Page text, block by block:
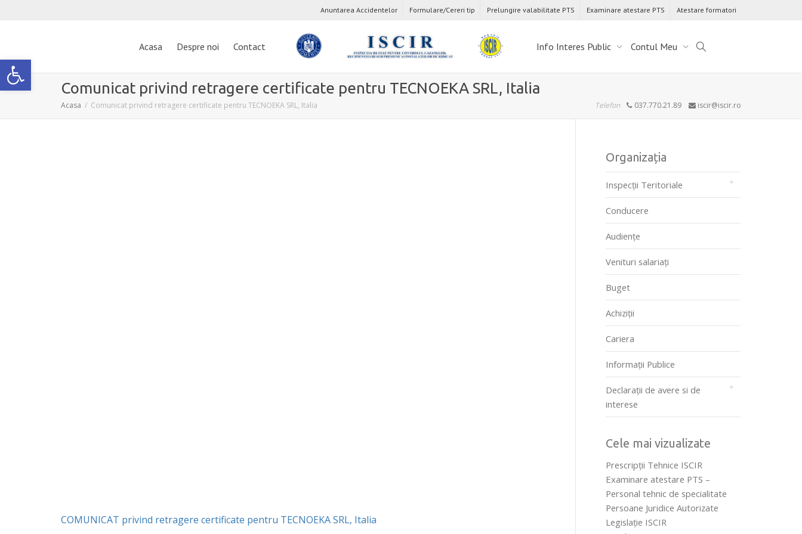
Deschide bara de unelte
Anuntarea Accidentelor Formulare/Cereri tip Prelungire valabilitate PTS Examinare atestare PTS Atestare formatori
Acasa Despre noi Contact Info Interes Public Contul Meu
Comunicat privind retragere certificate pentru TECNOEKA SRL, Italia
Acasa Comunicat privind retragere certificate pentru TECNOEKA SRL, Italia Telefon 037.770.21.89 iscir@iscir.ro
COMUNICAT privind retragere certificate pentru TECNOEKA SRL, Italia
Organizația
Inspecții Teritoriale
Conducere
Audienţe
Venituri salariați
Buget
Achiziții
Cariera
Informații Publice
Declarații de avere si de
interese
Cele mai vizualizate
Prescripţii Tehnice ISCIR
Examinare atestare PTS –
Personal tehnic de specialitate
Persoane Juridice Autorizate
Legislaţie ISCIR